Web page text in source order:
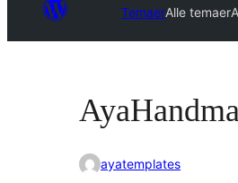
TemaerAlle temaer
ayatemplates